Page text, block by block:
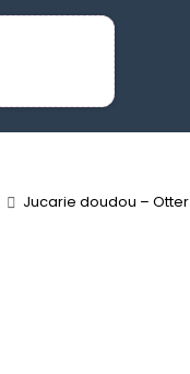
Jucarie doudou – Otter